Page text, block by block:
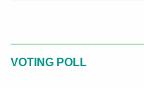
VOTING POLL